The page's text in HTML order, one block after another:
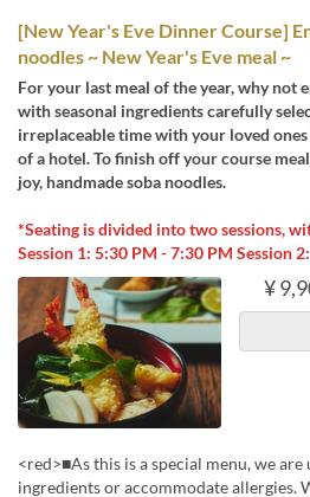
[New Year's Eve Dinner Course]
noodles ~ New Year's Eve meal ~
For your last meal of the year, why not
with seasonal ingredients carefully
irreplaceable time with your loved
of a hotel. To finish off your course
joy, handmade soba noodles.
*Seating is divided into two sessions,
Session 1: 5:30 PM - 7:30 PM Session
¥
<red>■As this is a special menu, we are
ingredients or accommodate allergies.